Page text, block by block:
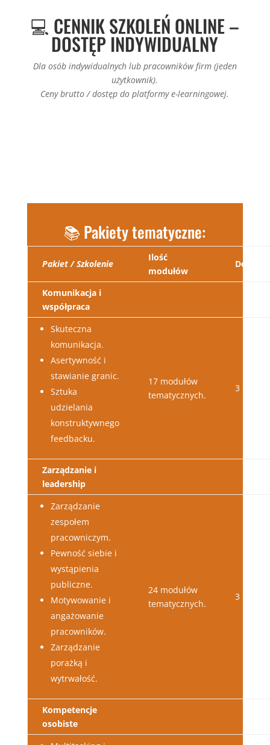
💻 CENNIK SZKOLEŃ ONLINE –
DOSTĘP INDYWIDUALNY
Dla osób indywidualnych lub pracowników firm (jeden
użytkownik).
Ceny brutto / dostęp do platformy e-learningowej.
📚 Pakiety tematyczne:
Pakiet / Szkolenie
Ilość
modułów
Dostęp
Komunikacja i
współpraca
Skuteczna
komunikacja.
Asertywność i
stawianie granic.
Sztuka
udzielania
konstruktywnego
feedbacku.
17 modułów
tematycznych.
3 lata
Zarządzanie i
leadership
Zarządzanie
zespołem
pracowniczym.
Pewność siebie i
wystąpienia
publiczne.
Motywowanie i
angażowanie
pracowników.
Zarządzanie
porażką i
wytrwałość.
24 modułów
tematycznych.
3 lata
Kompetencje
osobiste